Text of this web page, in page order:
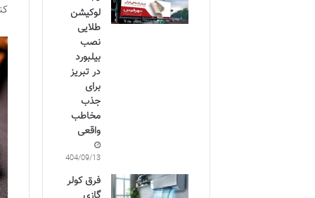
لوکیشن
طلایی
نصب
بیلبورد
در تبریز
برای
جذب
مخاطب
واقعی
1404/09/13
فرق کولر